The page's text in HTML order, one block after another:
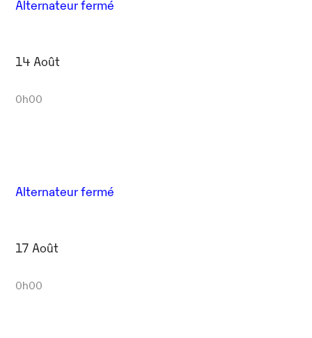
Alternateur fermé
14 Août
0h00
Alternateur fermé
17 Août
0h00